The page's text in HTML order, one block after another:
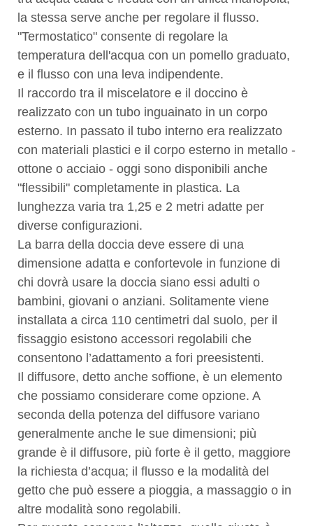
la stessa serve anche per regolare il flusso.
"Termostatico" consente di regolare la
temperatura dell'acqua con un pomello graduato,
e il flusso con una leva indipendente.
Il raccordo tra il miscelatore e il doccino è
realizzato con un tubo inguainato in un corpo
esterno. In passato il tubo interno era realizzato
con materiali plastici e il corpo esterno in metallo -
ottone o acciaio - oggi sono disponibili anche
"flessibili" completamente in plastica. La
lunghezza varia tra 1,25 e 2 metri adatte per
diverse configurazioni.
La barra della doccia deve essere di una
dimensione adatta e confortevole in funzione di
chi dovrà usare la doccia siano essi adulti o
bambini, giovani o anziani. Solitamente viene
installata a circa 110 centimetri dal suolo, per il
fissaggio esistono accessori regolabili che
consentono l’adattamento a fori preesistenti.
Il diffusore, detto anche soffione, è un elemento
che possiamo considerare come opzione. A
seconda della potenza del diffusore variano
generalmente anche le sue dimensioni; più
grande è il diffusore, più forte è il getto, maggiore
la richiesta d’acqua; il flusso e la modalità del
getto che può essere a pioggia, a massaggio o in
altre modalità sono regolabili.